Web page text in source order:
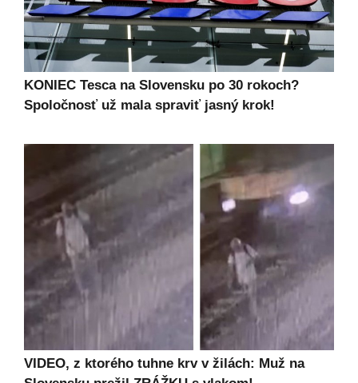
KONIEC Tesca na Slovensku po 30 rokoch?
Spoločnosť už mala spraviť jasný krok!
VIDEO, z ktorého tuhne krv v žilách: Muž na